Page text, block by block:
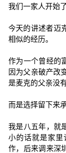
我们一家人开始
今天的讲述者迈
相似的经历。
作为一个曾经的
因为父亲破产改
是麦克的父亲没
而是选择留下来
我是八五年，就
小的话就是家里
作，后来调来深